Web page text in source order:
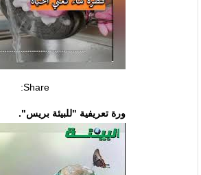
Share:
ورة تعريفية "للبيئة بريس".